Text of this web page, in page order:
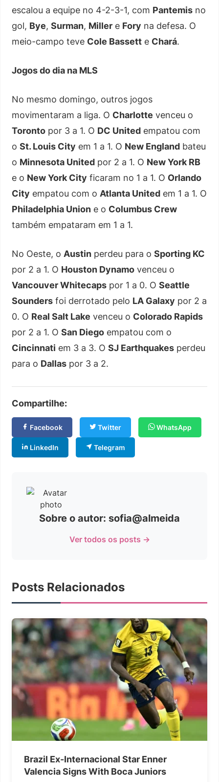
escalou a equipe no 4-2-3-1, com Pantemis no
gol, Bye, Surman, Miller e Fory na defesa. O
meio-campo teve Cole Bassett e Chará.
Jogos do dia na MLS
No mesmo domingo, outros jogos
movimentaram a liga. O Charlotte venceu o
Toronto por 3 a 1. O DC United empatou com
o St. Louis City em 1 a 1. O New England bateu
o Minnesota United por 2 a 1. O New York RB
e o New York City ficaram no 1 a 1. O Orlando
City empatou com o Atlanta United em 1 a 1. O
Philadelphia Union e o Columbus Crew
também empataram em 1 a 1.
No Oeste, o Austin perdeu para o Sporting KC
por 2 a 1. O Houston Dynamo venceu o
Vancouver Whitecaps por 1 a 0. O Seattle
Sounders foi derrotado pelo LA Galaxy por 2 a
0. O Real Salt Lake venceu o Colorado Rapids
por 2 a 1. O San Diego empatou com o
Cincinnati em 3 a 3. O SJ Earthquakes perdeu
para o Dallas por 3 a 2.
Compartilhe:
Facebook Twitter WhatsApp
LinkedIn Telegram
Sobre o autor: sofia@almeida
Ver todos os posts →
Posts Relacionados
Brazil Ex-Internacional Star Enner
Valencia Signs With Boca Juniors